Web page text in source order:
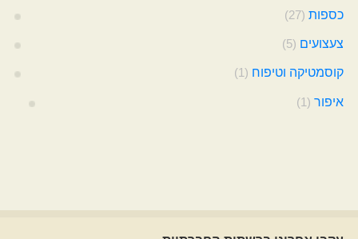
כספות(27)
צעצועים (5)
קוסמטיקה וטיפוח (1)
איפור(1)